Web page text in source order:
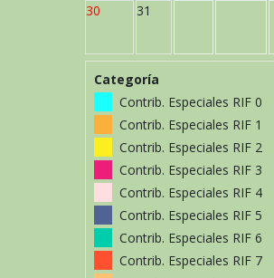
30 31
Categoría
Contrib. Especiales RIF 0
Contrib. Especiales RIF 1
Contrib. Especiales RIF 2
Contrib. Especiales RIF 3
Contrib. Especiales RIF 4
Contrib. Especiales RIF 5
Contrib. Especiales RIF 6
Contrib. Especiales RIF 7